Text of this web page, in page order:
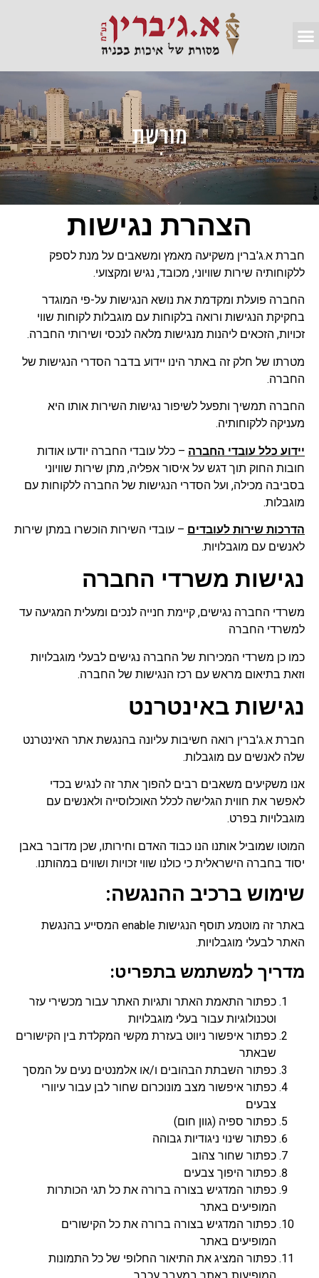
הצהרת נגישות
חברת א.ג'ברין משקיעה מאמץ ומשאבים על מנת לספק
ללקוחותיה שירות שוויוני, מכובד, נגיש ומקצועי.
החברה פועלת ומקדמת את נושא הנגישות על-פי המוגדר
בחקיקת הנגישות ורואה בלקוחות עם מוגבלות לקוחות שווי
זכויות, הזכאים ליהנות מנגישות מלאה לנכסי ושירותי החברה.
מטרתו של חלק זה באתר הינו יידוע בדבר הסדרי הנגישות של
החברה.
החברה תמשיך ותפעל לשיפור נגישות השירות אותו היא
מעניקה ללקוחותיה.
יידוע כלל עובדי החברה – כלל עובדי החברה יודעו אודות
חובות החוק תוך דגש על איסור אפליה, מתן שירות שוויוני
בסביבה מכילה, ועל הסדרי הנגישות של החברה ללקוחות עם
מוגבלות.
הדרכות שירות לעובדים – עובדי השירות הוכשרו במתן שירות
לאנשים עם מוגבלויות.
נגישות משרדי החברה
משרדי החברה נגישים, קיימת חנייה לנכים ומעלית המגיעה עד
למשרדי החברה
כמו כן משרדי המכירות של החברה נגישים לבעלי מוגבלויות
וזאת בתיאום מראש עם רכז הנגישות של החברה.
נגישות באינטרנט
חברת א.ג'ברין רואה חשיבות עליונה בהנגשת אתר האינטרנט
שלה לאנשים עם מוגבלות.
אנו משקיעים משאבים רבים להפוך אתר זה לנגיש בכדי
לאפשר את חווית הגלישה לכלל האוכלוסייה ולאנשים עם
מוגבלויות בפרט.
המוטו שמוביל אותנו הנו כבוד האדם וחירותו, שכן מדובר באבן
יסוד בחברה הישראלית כי כולנו שווי זכויות ושווים במהותנו.
שימוש ברכיב ההנגשה:
באתר זה מוטמע תוסף הנגישות enable המסייע בהנגשת
האתר לבעלי מוגבלויות.
מדריך למשתמש בתפריט:
כפתור התאמת האתר ותגיות האתר עבור מכשירי עזר
וטכנולוגיות עבור בעלי מוגבלויות
כפתור איפשור ניווט בעזרת מקשי המקלדת בין הקישורים
שבאתר
כפתור השבתת הבהובים ו/או אלמנטים נעים על המסך
כפתור איפשור מצב מונוכרום שחור לבן עבור עיוורי
צבעים
כפתור ספיה (גוון חום)
כפתור שינוי ניגודיות גבוהה
כפתור שחור צהוב
כפתור היפוך צבעים
כפתור המדגיש בצורה ברורה את כל תגי הכותרות
המופיעים באתר
כפתור המדגיש בצורה ברורה את כל הקישורים
המופיעים באתר
כפתור המציג את התיאור החלופי של כל התמונות
המופיעות באתר במעבר עכבר